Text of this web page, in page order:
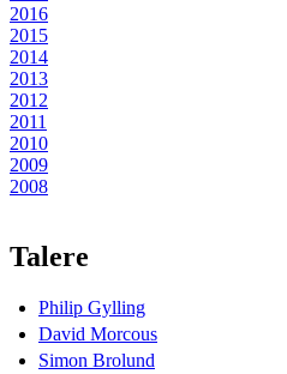
2016
2015
2014
2013
2012
2011
2010
2009
2008
Talere
Philip Gylling
David Morcous
Simon Brolund